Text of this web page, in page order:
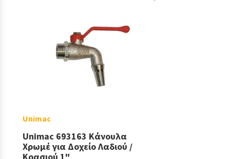
Unimac
Unimac 693163 Κάνουλα
Χρωμέ για Δοχείο Λαδιού /